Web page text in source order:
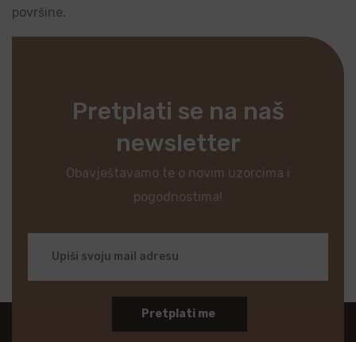
površine.
Pretplati se na naš
newsletter
Obavještavamo te o novim uzorcima i
pogodnostima!
Pretplati me